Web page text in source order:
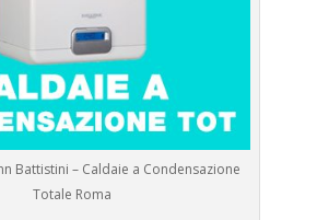
Battistini – Caldaie a Condensazione
Totale Roma